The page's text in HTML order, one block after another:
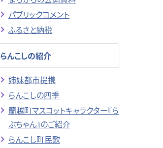
パブリックコメント
ふるさと納税
らんこしの紹介
姉妹都市提携
らんこしの四季
蘭越町マスコットキャラクター『ら
ぶちゃん』のご紹介
らんこし町民歌